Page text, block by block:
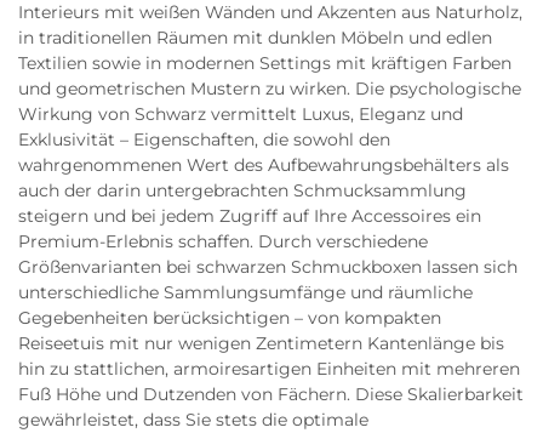
Interieurs mit weißen Wänden und Akzenten aus Naturholz,
in traditionellen Räumen mit dunklen Möbeln und edlen
Textilien sowie in modernen Settings mit kräftigen Farben
und geometrischen Mustern zu wirken. Die psychologische
Wirkung von Schwarz vermittelt Luxus, Eleganz und
Exklusivität – Eigenschaften, die sowohl den
wahrgenommenen Wert des Aufbewahrungsbehälters als
auch der darin untergebrachten Schmucksammlung
steigern und bei jedem Zugriff auf Ihre Accessoires ein
Premium-Erlebnis schaffen. Durch verschiedene
Größenvarianten bei schwarzen Schmuckboxen lassen sich
unterschiedliche Sammlungsumfänge und räumliche
Gegebenheiten berücksichtigen – von kompakten
Reiseetuis mit nur wenigen Zentimetern Kantenlänge bis
hin zu stattlichen, armoiresartigen Einheiten mit mehreren
Fuß Höhe und Dutzenden von Fächern. Diese Skalierbarkeit
gewährleistet, dass Sie stets die optimale